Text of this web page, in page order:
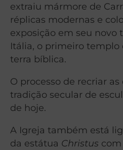
extraiu mármore de
réplicas modernas e
exposição em seu novo
Itália, o primeiro templo
terra bíblica.
O processo de recriar
tradição secular de
de hoje.
A Igreja também está
da estátua Christus com